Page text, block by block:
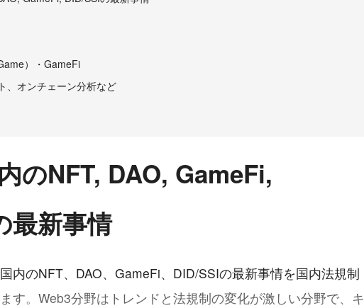
）・GameFi
、オンチェーン分析など
のNFT, DAO, GameFi,
最新事情
内のNFT、DAO、GameFi、DID/SSIの最新事情を国内法規制
す。Web3分野はトレンドと法規制の変化が激しい分野で、キ